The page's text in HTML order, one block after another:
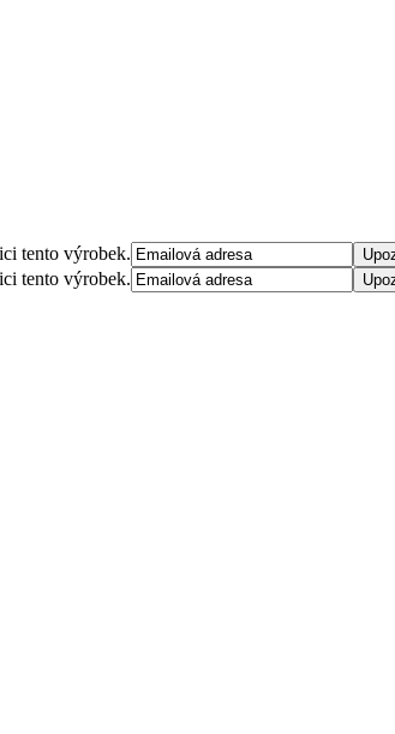
tento výrobek.
tento výrobek.